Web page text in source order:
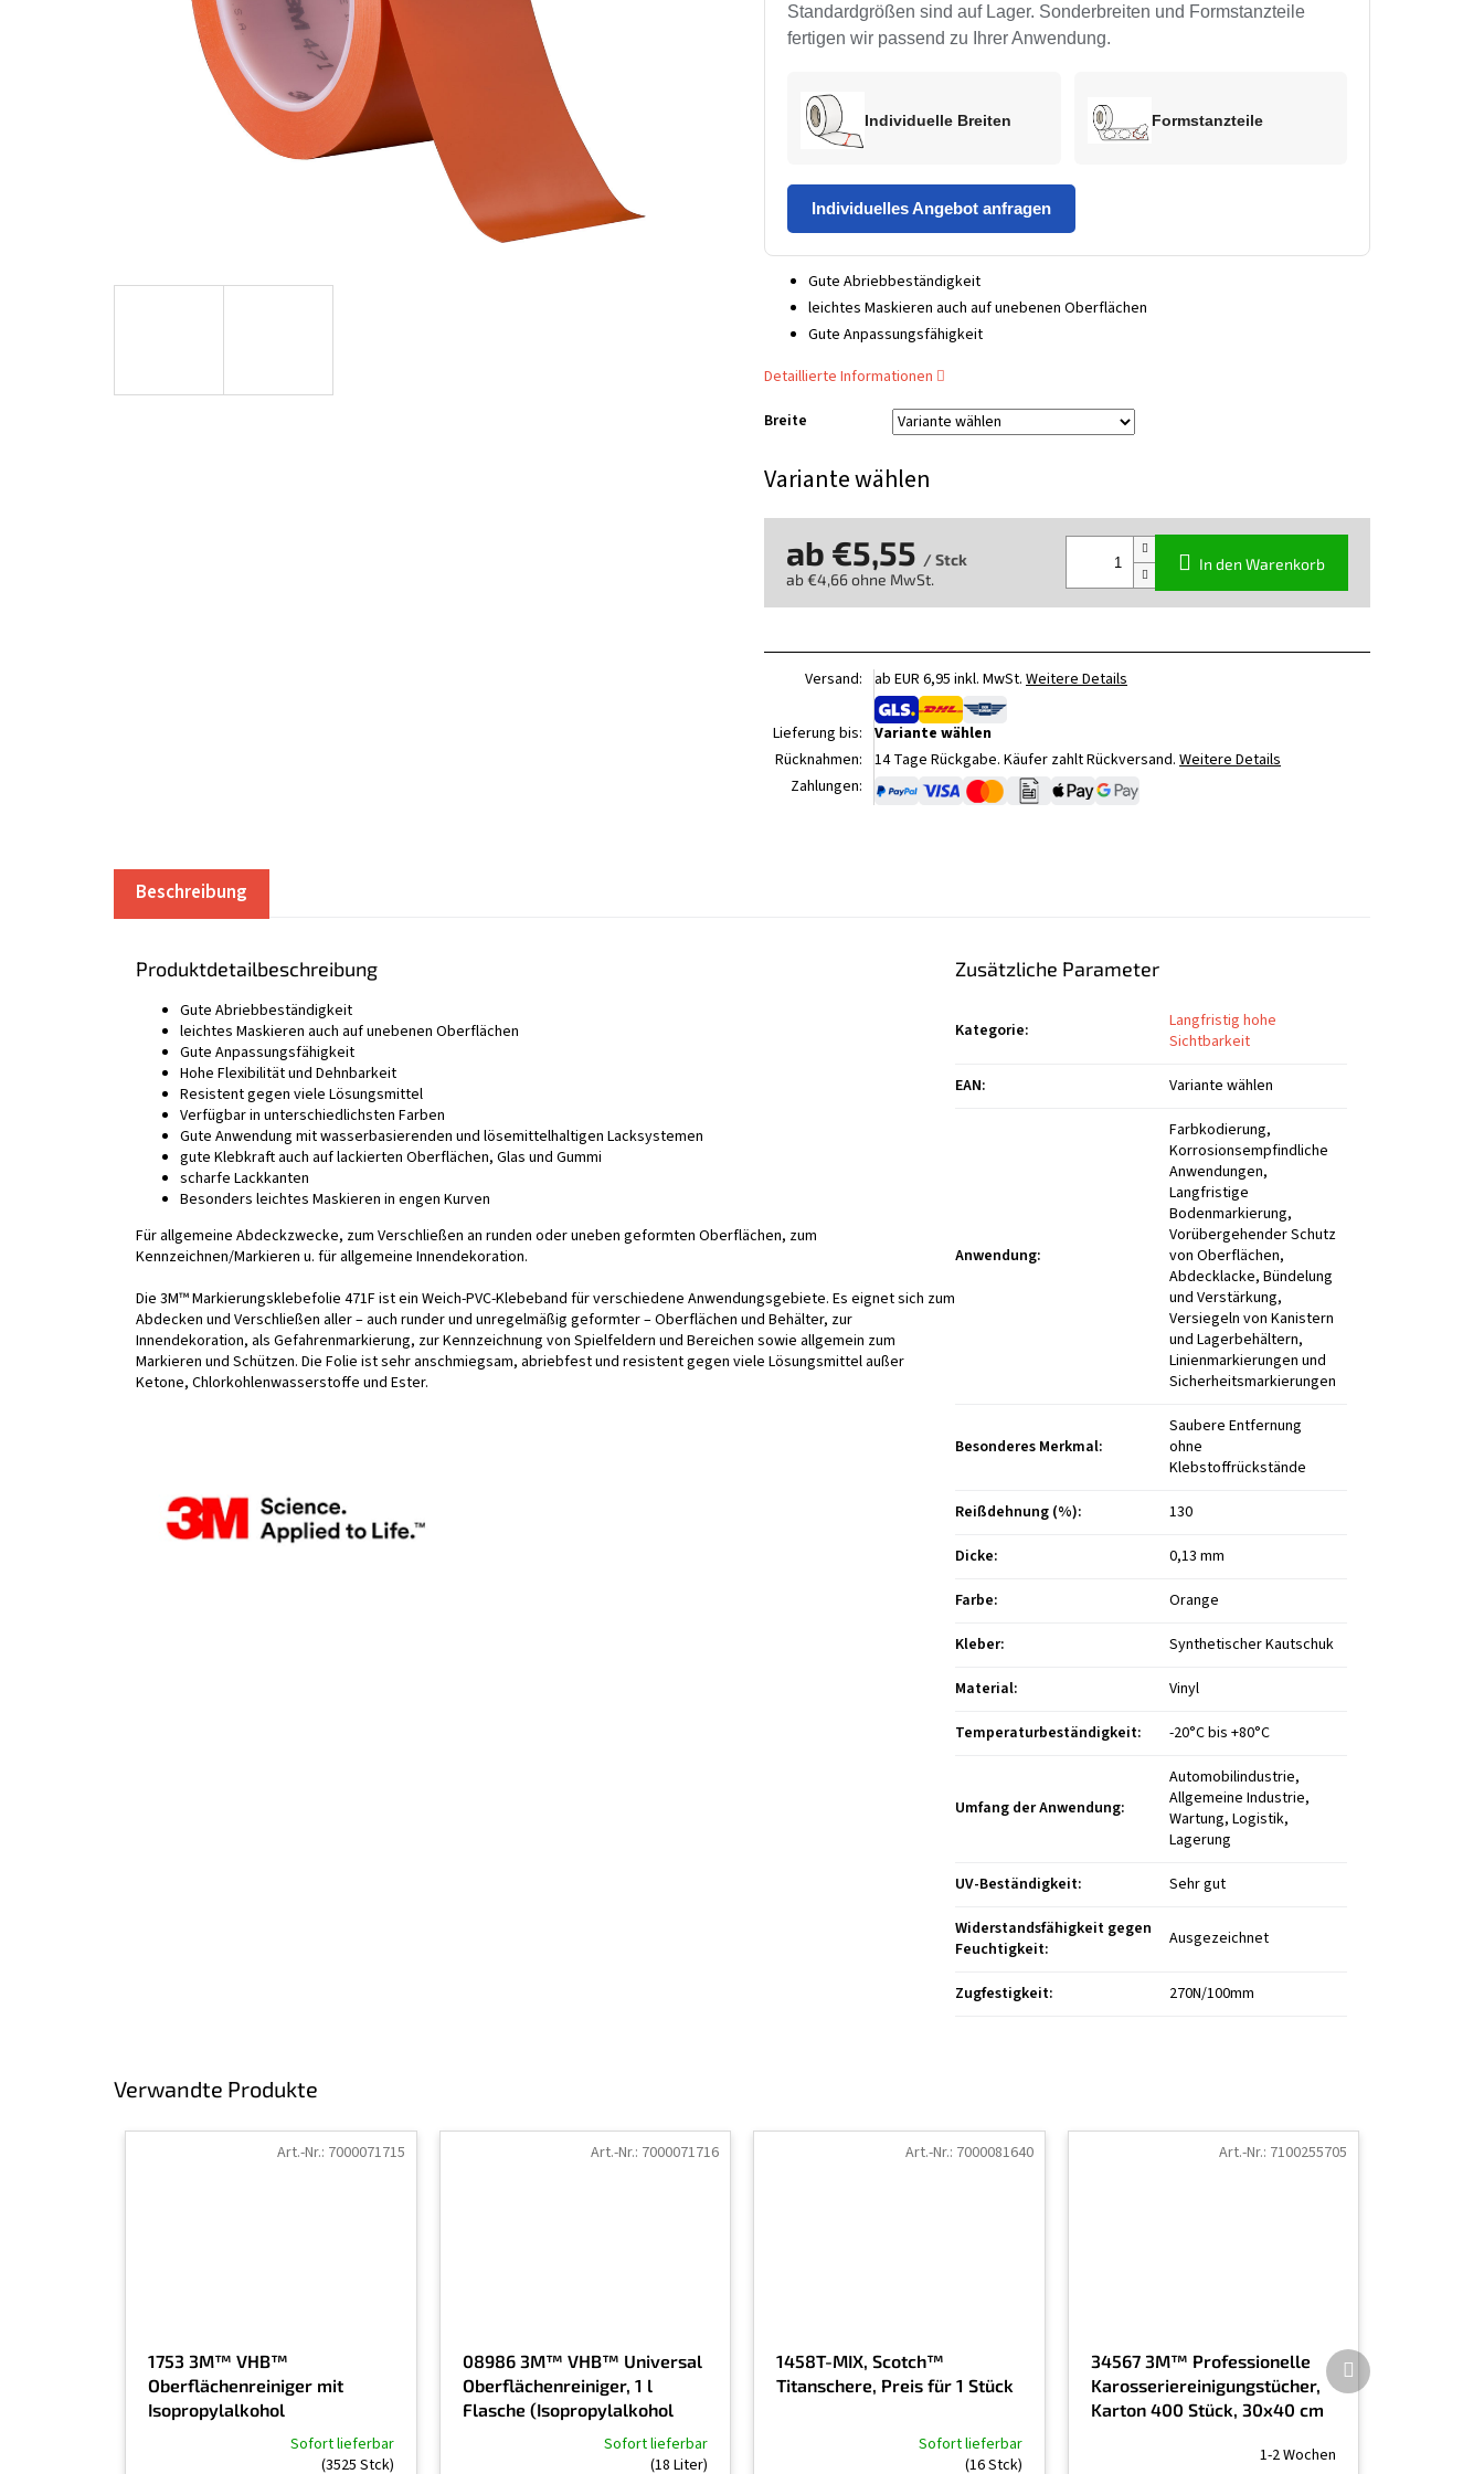
Variante wählen
Breite
Standardgrößen sind auf Lager. Sonderbreiten und Formstanzteile
fertigen wir passend zu Ihrer Anwendung.
Individuelle Breiten Formstanzteile
Individuelles Angebot anfragen
Gute Abriebbeständigkeit
leichtes Maskieren auch auf unebenen Oberflächen
Gute Anpassungsfähigkeit
Detaillierte Informationen
ab €5,55 / Stck
ab€4,66ohne MwSt.
In den Warenkorb
Versand: ab EUR 6,95 inkl. MwSt. Weitere Details
Lieferung bis: Variante wählen
Rücknahmen: 14 Tage Rückgabe. Käufer zahlt Rückversand. Weitere Details
Zahlungen:
Verwandte Produkte
1753 3M™ VHB™
Oberflächenreiniger mit
Isopropylalkohol
Sofort lieferbar
(3525 Stck)
Art.-Nr.: 7000071715
08986 3M™ VHB™ Universal
Oberflächenreiniger, 1 l
Flasche (Isopropylalkohol
VHB Surface cleaner)Sofort lieferbar
(18 Liter)
Art.-Nr.: 7000071716
1458T-MIX, Scotch™
Titanschere, Preis für 1 Stück
Sofort lieferbar
(16 Stck)
Art.-Nr.: 7000081640
34567 3M™ Professionelle
Karosseriereinigungstücher,
Karton 400 Stück, 30x40 cm
1-2 Wochen
Art.-Nr.: 7100255705
Nächstes
Produkt
Beschreibung
Produktdetailbeschreibung
Gute Abriebbeständigkeit
leichtes Maskieren auch auf unebenen Oberflächen
Gute Anpassungsfähigkeit
Hohe Flexibilität und Dehnbarkeit
Resistent gegen viele Lösungsmittel
Verfügbar in unterschiedlichsten Farben
Gute Anwendung mit wasserbasierenden und lösemittelhaltigen Lacksystemen
gute Klebkraft auch auf lackierten Oberflächen, Glas und Gummi
scharfe Lackkanten
Besonders leichtes Maskieren in engen Kurven
Für allgemeine Abdeckzwecke, zum Verschließen an runden oder uneben geformten Oberflächen, zum
Kennzeichnen/Markieren u. für allgemeine Innendekoration.
Die 3M™ Markierungsklebefolie 471F ist ein Weich-PVC-Klebeband für verschiedene Anwendungsgebiete. Es eignet sich zum
Abdecken und Verschließen aller – auch runder und unregelmäßig geformter – Oberflächen und Behälter, zur
Innendekoration, als Gefahrenmarkierung, zur Kennzeichnung von Spielfeldern und Bereichen sowie allgemein zum
Markieren und Schützen. Die Folie ist sehr anschmiegsam, abriebfest und resistent gegen viele Lösungsmittel außer
Ketone, Chlorkohlenwasserstoffe und Ester.
Zusätzliche Parameter
Kategorie:
Langfristig hohe
Sichtbarkeit
EAN: Variante wählen
Anwendung:
Farbkodierung,
Korrosionsempfindliche
Anwendungen,
Langfristige
Bodenmarkierung,
Vorübergehender Schutz
von Oberflächen,
Abdecklacke, Bündelung
und Verstärkung,
Versiegeln von Kanistern
und Lagerbehältern,
Linienmarkierungen und
Sicherheitsmarkierungen
Besonderes Merkmal:
Saubere Entfernung
ohne
Klebstoffrückstände
Reißdehnung (%):
130
Dicke:
0,13 mm
Farbe:
Orange
Kleber:
Synthetischer Kautschuk
Material:
Vinyl
Temperaturbeständigkeit: -20°C bis +80°C
Umfang der Anwendung:
Automobilindustrie,
Allgemeine Industrie,
Wartung, Logistik,
Lagerung
UV-Beständigkeit:
Sehr gut
Widerstandsfähigkeit gegen
Feuchtigkeit: Ausgezeichnet
Zugfestigkeit: 270N/100mm